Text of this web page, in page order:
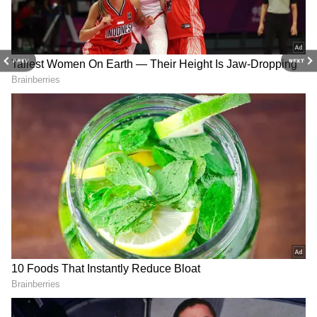
PREV NEXT
முடிந்ததும் ஆசிரியையை தனது அறைக்கு
அழைத்துச்சென்று ஆனந்த்பிரசாத் அடிக்கடி
உல்லாசமாக இருந்து வந்துள்ளார். இதை
அந்த பள்ளியை சேர்ந்த நேரில் மாணவர்கள்
அறைக்கு ஆசிரியையை அழைத்து சென்று,
தலைமை ஆசிரியர் ஆனந்த்பிரசாத்
உல்லாசமாக இருந்துள்ளார். இதனை
மாணவன் ஒருவன் அவர்களுக்கு
தெரியாமல் வீடியோ எடுத்துள்ளார்.
மாணவன் வீடியோ எடுப்பதை தலைமை
ஆசிரியரும், ஆசிரியையும் பார்த்து
அதிர்ச்சியடைந்தனர். இந்த வீடியோவை
மாணவன் வைரலாக்கியுள்ளார்.
RECOMMENDED STORIES
Salem Crime: இரண்டு
குழந்தைகளை பெற்றும்
அடங்காத 23 வயது
லலிதா.. அலறிய சேலம்..
Chennai Crime: ரயில்
நிலையத்தில் சூட்கேஸில்
கணவனை துண்டு